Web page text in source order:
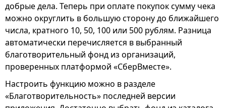
добрые дела. Теперь при оплате покупок сумму чека
можно округлить в большую сторону до ближайшего
числа, кратного 10, 50, 100 или 500 рублям. Разница
автоматически перечисляется в выбранный
благотворительный фонд из организаций,
проверенных платформой «СберВместе».
Настроить функцию можно в разделе
«Благотворительность» последней версии